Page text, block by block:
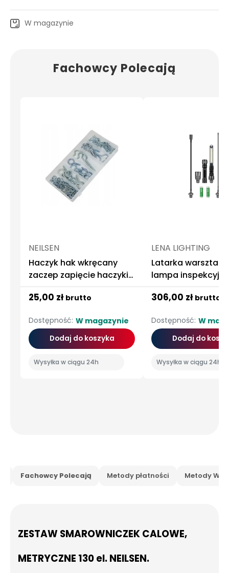
W magazynie
Fachowcy Polecają
NEILSEN
Haczyk hak wkręcany
zaczep zapięcie haczyki
80el
25,00 zł brutto
Dostępność: W magazynie
Dodaj do koszyka
Wysyłka w ciągu 24h
LENA LIGHTING
Latarka
lampa
końcówki led pro
306,00 zł brutto
Dostępność: W
Dodaj do
Wysyłka w ciągu 24h
Fachowcy Polecają Metody płatności Metody
ZESTAW SMAROWNICZEK CALOWE,
METRYCZNE 130 el. NEILSEN.